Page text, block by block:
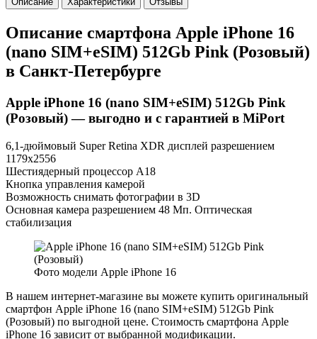
Описание смартфона Apple iPhone 16
(nano SIM+eSIM) 512Gb Pink (Розовый)
в Санкт-Петербурге
Apple iPhone 16 (nano SIM+eSIM) 512Gb Pink
(Розовый) — выгодно и с гарантией в MiPort
6,1-дюймовый Super Retina XDR дисплей разрешением
1179x2556
Шестиядерный процессор А18
Кнопка управления камерой
Возможность снимать фотографии в 3D
Основная камера разрешением 48 Мп. Оптическая
стабилизация
Фото модели Apple iPhone 16
В нашем интернет-магазине вы можете купить оригинальный
смартфон Apple iPhone 16 (nano SIM+eSIM) 512Gb Pink
(Розовый) по выгодной цене. Стоимость смартфона Apple
iPhone 16 зависит от выбранной модификации.